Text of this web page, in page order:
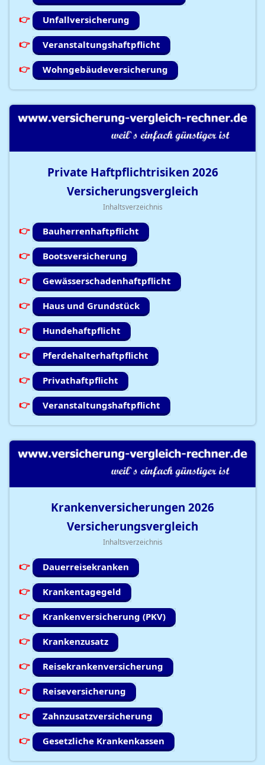
Unfallversicherung
Veranstaltungshaftpflicht
Wohngebäudeversicherung
Private Haftpflichtrisiken 2026
Versicherungsvergleich
Inhaltsverzeichnis
Bauherrenhaftpflicht
Bootsversicherung
Gewässerschadenhaftpflicht
Haus und Grundstück
Hundehaftpflicht
Pferdehalterhaftpflicht
Privathaftpflicht
Veranstaltungshaftpflicht
Krankenversicherungen 2026
Versicherungsvergleich
Inhaltsverzeichnis
Dauerreisekranken
Krankentagegeld
Krankenversicherung (PKV)
Krankenzusatz
Reisekrankenversicherung
Reiseversicherung
Zahnzusatzversicherung
Gesetzliche Krankenkassen